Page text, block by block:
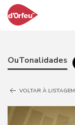
OuTonalidades
VOLTAR À LISTAGEM